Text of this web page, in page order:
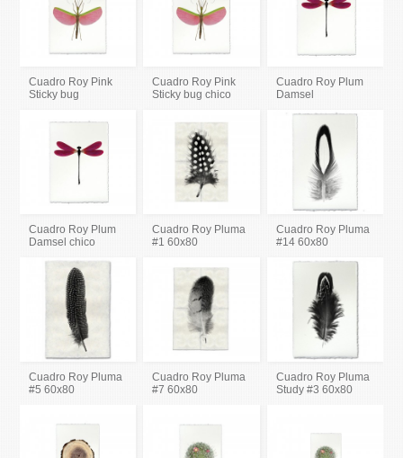
Cuadro Roy Pink
Sticky bug
Cuadro Roy Pink
Sticky bug chico
Cuadro Roy Plum
Damsel
Cuadro Roy Plum
Damsel chico
Cuadro Roy Pluma
#1 60x80
Cuadro Roy Pluma
#14 60x80
Cuadro Roy Pluma
#5 60x80
Cuadro Roy Pluma
#7 60x80
Cuadro Roy Pluma
Study #3 60x80